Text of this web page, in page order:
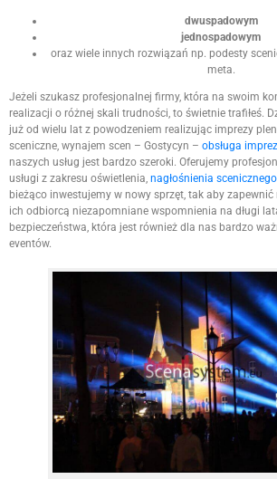
dwuspadowym
jednospadowym
oraz wiele innych rozwiązań np. podesty
meta.
Jeżeli szukasz profesjonalnej firmy, która na swoim
realizacji o różnej skali trudności, to świetnie trafiłeś.
już od wielu lat z powodzeniem realizując imprezy
sceniczne, wynajem scen – Gostycyn – obsługa imprez
naszych usług jest bardzo szeroki. Oferujemy
usługi z zakresu oświetlenia, nagłośnienia scenicznego
bieżąco inwestujemy w nowy sprzęt, tak aby
ich odbiorcą niezapomniane wspomnienia na długi
bezpieczeństwa, która jest również dla nas bardzo
eventów.